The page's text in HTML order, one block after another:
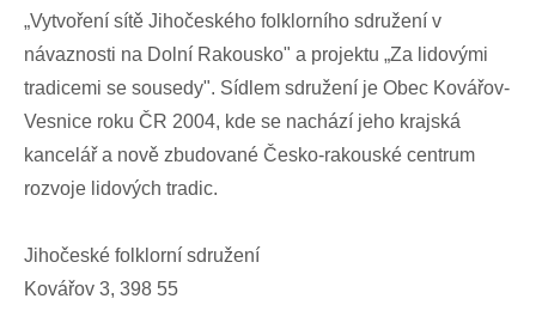
„Vytvoření sítě Jihočeského folklorního sdružení v
návaznosti na Dolní Rakousko" a projektu „Za lidovými
tradicemi se sousedy". Sídlem sdružení je Obec Kovářov-
Vesnice roku ČR 2004, kde se nachází jeho krajská
kancelář a nově zbudované Česko-rakouské centrum
rozvoje lidových tradic.
Jihočeské folklorní sdružení
Kovářov 3, 398 55